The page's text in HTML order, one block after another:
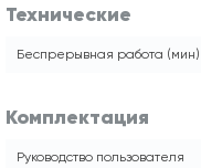
Технические
Беспрерывная работа (мин)
Комплектация
Руководство пользователя